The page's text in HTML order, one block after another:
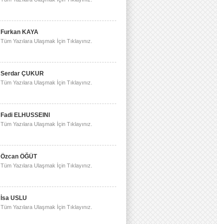
Furkan KAYA
Tüm Yazılara Ulaşmak İçin Tıklayınız.
Serdar ÇUKUR
Tüm Yazılara Ulaşmak İçin Tıklayınız.
Fadi ELHUSSEINI
Tüm Yazılara Ulaşmak İçin Tıklayınız.
Özcan ÖĞÜT
Tüm Yazılara Ulaşmak İçin Tıklayınız.
İsa USLU
Tüm Yazılara Ulaşmak İçin Tıklayınız.